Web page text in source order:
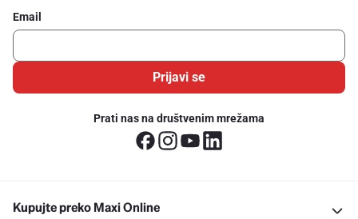
Email
Prijavi se
Prati nas na društvenim mrežama
Kupujte preko Maxi Online